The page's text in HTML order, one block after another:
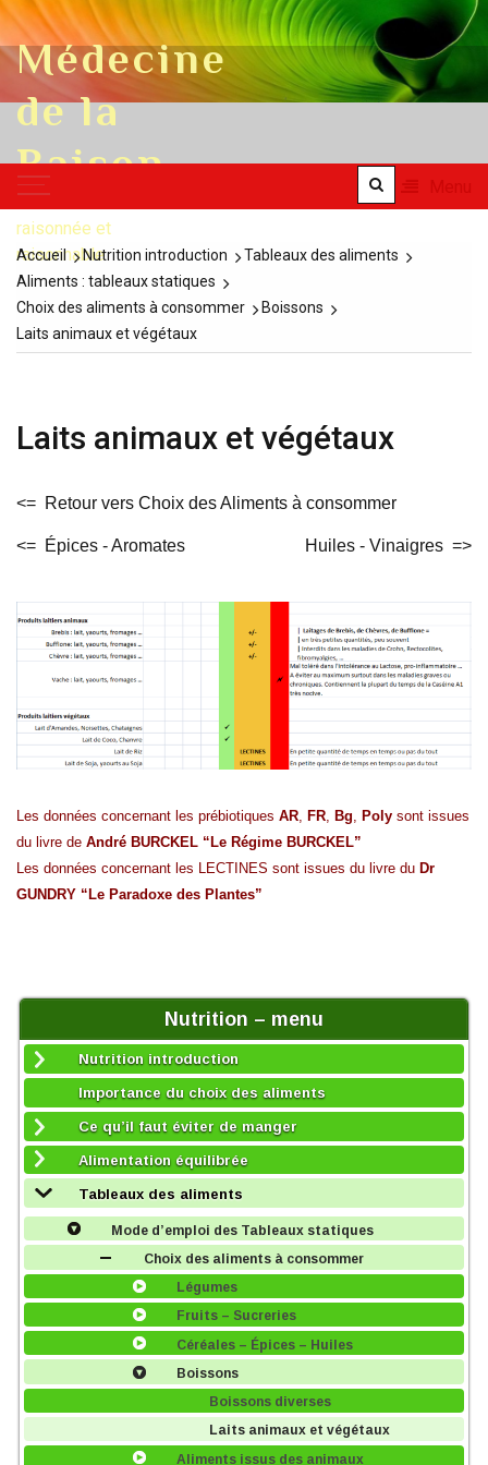
Skip to content
Médecine
de la
Raison
une médecine
raisonnée et
raisonnable
Accueil Nutrition introduction
Tableaux des aliments
Aliments : tableaux statiques
Choix des aliments à consommer
Boissons
Laits animaux et végétaux
Laits animaux et végétaux
<= Retour vers Choix des Aliments à consommer
<= Épices - Aromates Huiles - Vinaigres =>
Les données concernant les prébiotiques AR, FR, Bg, Poly sont issues
du livre de André BURCKEL “Le Régime BURCKEL”
Les données concernant les LECTINES sont issues du livre du Dr
GUNDRY “Le Paradoxe des Plantes”
Nutrition – menu
Nutrition introduction
Importance du choix des aliments
Ce qu’il faut éviter de manger
Alimentation équilibrée
Tableaux des aliments
Mode d’emploi des Tableaux statiques
Choix des aliments à consommer
Légumes
Fruits – Sucreries
Céréales – Épices – Huiles
Boissons
Boissons diverses
Laits animaux et végétaux
Aliments issus des animaux